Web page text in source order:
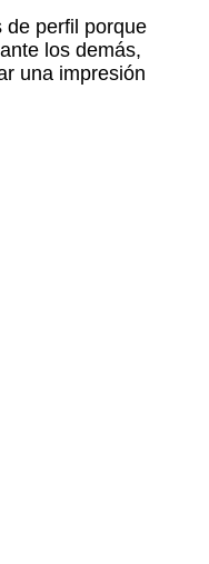
de perfil porque
los demás,
una impresión